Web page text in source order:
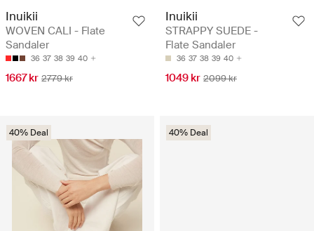
Inuikii
WOVEN CALI - Flate
Sandaler
36 37 38 39 40
1667 kr 2779 kr
Inuikii
STRAPPY SUEDE -
Flate Sandaler
36 37 38 39 40
1049 kr 2099 kr
40% Deal 40% Deal